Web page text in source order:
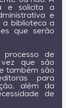
e solicita a
e
a biblioteca a
que serão
de
que são
também são
para
além da
de